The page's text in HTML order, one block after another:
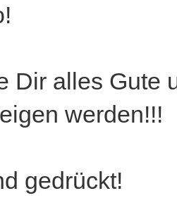
Dir alles Gute
werden!!!
gedrückt!